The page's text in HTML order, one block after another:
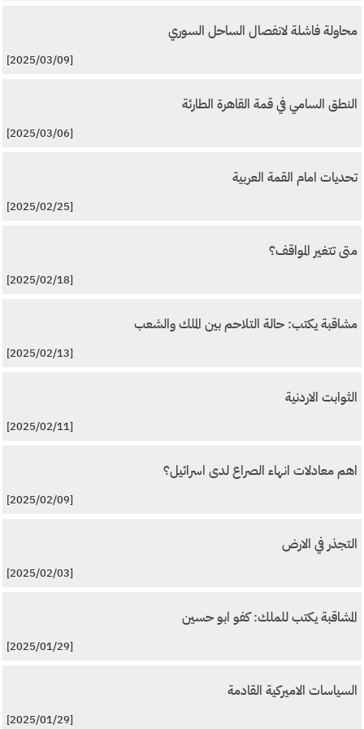
محاولة فاشلة لانفصال الساحل السوري
[2025/03/09]
النطق السامي في قمة القاهرة الطارئة
[2025/03/06]
تحديات امام القمة العربية
[2025/02/25]
متى تتغير المواقف؟
[2025/02/18]
مشاقبة يكتب: حالة التلاحم بين الملك والشعب
[2025/02/13]
الثوابت الاردنية
[2025/02/11]
اهم معادلات انهاء الصراع لدى اسرائيل؟
[2025/02/09]
التجذر في الارض
[2025/02/03]
المشاقبة يكتب للملك: كفو ابو حسين
[2025/01/29]
السياسات الاميركية القادمة
[2025/01/29]